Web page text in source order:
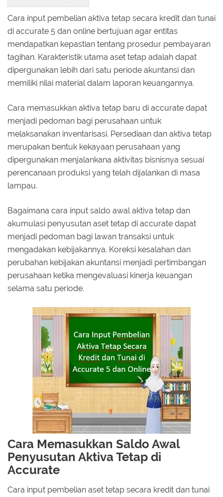
Cara input pembelian aktiva tetap secara kredit dan tunai
di accurate 5 dan online bertujuan agar entitas
mendapatkan kepastian tentang prosedur pembayaran
tagihan. Karakteristik utama aset tetap adalah dapat
dipergunakan lebih dari satu periode akuntansi dan
memiliki nilai material dalam laporan keuangannya.
Cara memasukkan aktiva tetap baru di accurate dapat
menjadi pedoman bagi perusahaan untuk
melaksanakan inventarisasi. Persediaan dan aktiva tetap
merupakan bentuk kekayaan perusahaan yang
dipergunakan menjalankana aktivitas bisnisnya sesuai
perencanaan produksi yang telah dijalankan di masa
lampau.
Bagaimana cara input saldo awal aktiva tetap dan
akumulasi penyusutan aset tetap di accurate dapat
menjadi pedoman bagi lawan transaksi untuk
mengadakan kebijakannya. Koreksi kesalahan dan
perubahan kebijakan akuntansi menjadi pertimbangan
perusahaan ketika mengevaluasi kinerja keuangan
selama satu periode.
Cara Memasukkan Saldo Awal
Penyusutan Aktiva Tetap di
Accurate
Cara input pembelian aset tetap secara kredit dan tunai